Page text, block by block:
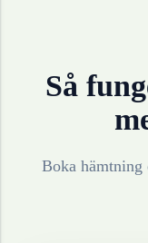
Så
Boka hämtning